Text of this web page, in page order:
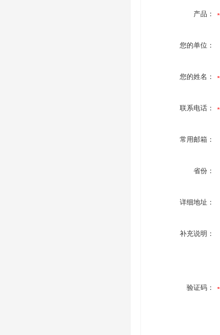
产品：
您的单位：
您的姓名：
联系电话：
常用邮箱：
省份：
详细地址：
补充说明：
验证码：